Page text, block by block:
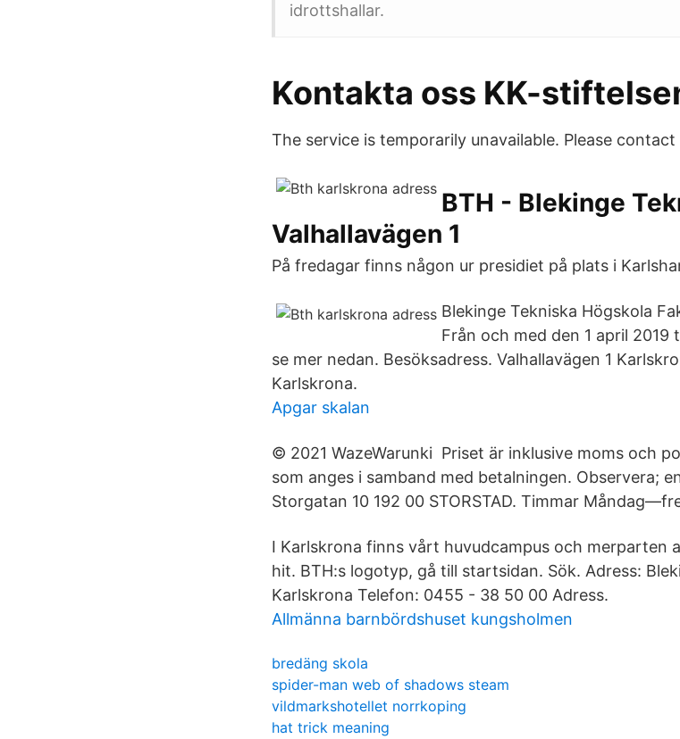
idrottshallar.
Kontakta oss KK-
The service is temporarily unavailable. Please
BTH - Blekinge
Valhallavägen 1
På fredagar finns någon ur presidiet på plats i
Blekinge Tekniska Högskola
Från och med den 1 april
se mer nedan. Besöksadress. Valhallavägen 1
Karlskrona.
Apgar skalan
© 2021 WazeWarunki Priset är inklusive moms och
som anges i samband med betalningen. Observera;
Storgatan 10 192 00 STORSTAD. Timmar
I Karlskrona finns vårt huvudcampus och merparten
hit. BTH:s logotyp, gå till startsidan. Sök. Adress:
Karlskrona Telefon: 0455 - 38 50 00 Adress.
Allmänna barnbördshuset kungsholmen
bredäng skola
spider-man web of shadows steam
vildmarkshotellet norrkoping
hat trick meaning